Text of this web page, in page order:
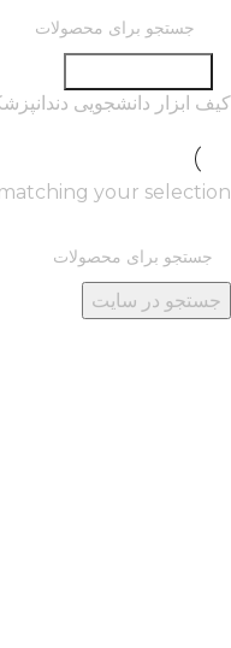
کیف ابزار دانشجویی
your selection.
جستجو در سایت